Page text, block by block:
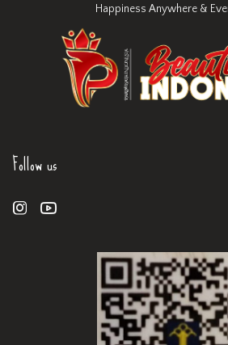
Happiness Anywhere &
Follow us